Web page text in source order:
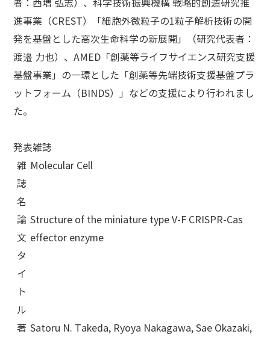
者：西増 弘志）、科学技術振興機構 戦略的創造研究推
進事業（CREST）「細胞外微粒子の1粒子解析技術の開
発を基盤とした高次生命科学の新展開」（研究代表者：
渡邉 力也）、AMED「創薬等ライフサイエンス研究支援
基盤事業」の一環とした「創薬等先端技術支援基盤プラ
ットフォーム（BINDS）」などの支援により行われまし
た。
発表雑誌
雑
誌
名
Molecular Cell
論
文
タ
イ
ト
ル
Structure of the miniature type V-F CRISPR-Cas
effector enzyme
著 Satoru N. Takeda, Ryoya Nakagawa, Sae Okazaki,